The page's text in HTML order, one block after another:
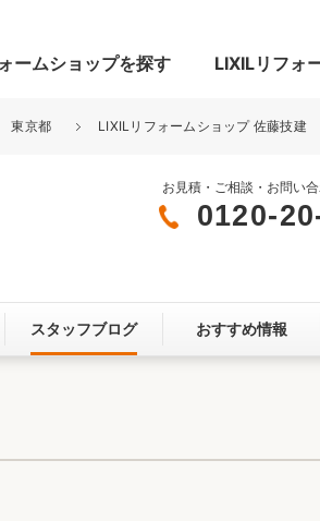
門まわり
ームショップを探す LIXILリフォ
ここちいい暮らしをつ
東京都 LIXILリフォームショップ 佐藤技建
お見積・ご相談・お問い
0120-
スタッフブログ おすすめ情報